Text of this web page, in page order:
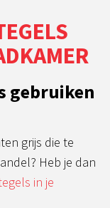
gebruiken
grijs die te
Heb je dan
in je